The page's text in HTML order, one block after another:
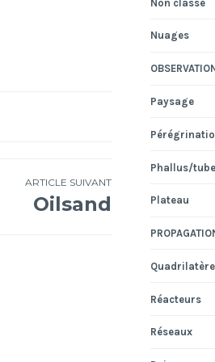
ARTICLE SUIVANT
Oilsand
Non classé
Nuages
Paysage
Phallus/
Plateau
Réacteurs
Réseaux